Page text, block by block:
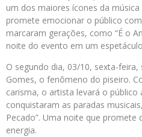
um dos maiores ícones da
promete emocionar o público
marcaram gerações, como “É o
noite do evento em um
O segundo dia, 03/10, sexta-
Gomes, o fenômeno do piseiro.
carisma, o artista levará o
conquistaram as paradas
Pecado”. Uma noite que
energia.